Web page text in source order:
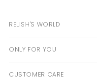
RELISH'S WORLD
ONLY FOR YOU
CUSTOMER CARE